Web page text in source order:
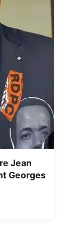
Jean
Georges